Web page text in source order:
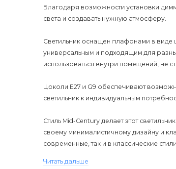
Благодаря возможности установки
света и создавать нужную атмосферу.
Светильник оснащен плафонами в виде
универсальным и подходящим для
использоваться внутри помещений, не
Цоколи E27 и G9 обеспечивают
светильник к индивидуальным
Стиль Mid-Century делает этот
своему минималистичному дизайну и
современные, так и в классические
ODDS Реечный светильник значительно
Читать дальше